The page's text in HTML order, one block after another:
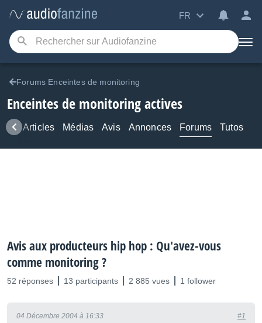
FR
Forums Enceintes de monitoring
Enceintes de monitoring actives
Articles Médias Avis Annonces Forums Tutos
Avis aux producteurs hip hop : Qu'avez-vous
comme monitoring ?
52 réponses 13 participants 2 885 vues 1 follower
04 Décembre 2004 à 16:33 #1